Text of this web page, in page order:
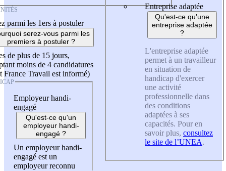
parmi les 1ers à postuler
serez-vous parmi les
premiers à postuler ?
de plus de 15 jours,
moins de 4 candidatures
France Travail est informé)
Employeur handi-
engagé
Qu'est-ce qu'un
employeur handi-
engagé ?
Un employeur handi-
engagé est un
employeur reconnu
Entreprise adaptée
Qu'est-ce qu'une
entreprise adaptée
?
L'entreprise adaptée
permet à un travailleur
en situation de
handicap d'exercer
une activité
professionnelle dans
des conditions
adaptées à ses
capacités. Pour en
savoir plus, consultez
le site de l’UNEA.